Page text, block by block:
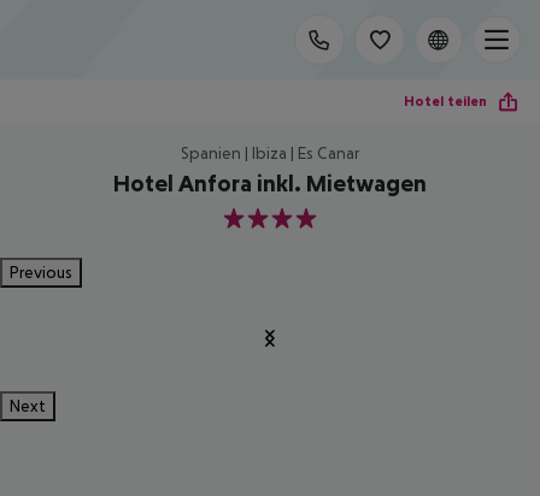
Hotel teilen
Spanien | Ibiza | Es Canar
Hotel Anfora inkl. Mietwagen
4
Previous
Next